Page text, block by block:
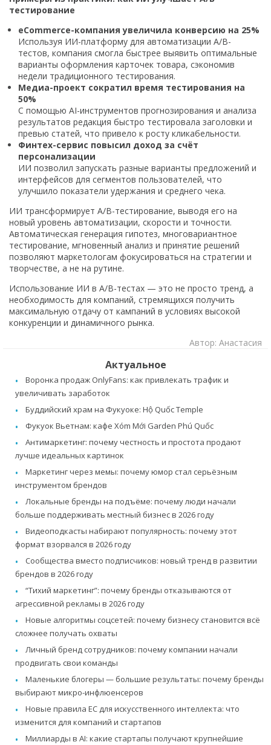
тестирование
eCommerce-компания увеличила конверсию на 25%
Используя ИИ-платформу для автоматизации A/B-
тестов, компания смогла быстрее выявить оптимальные
варианты оформления карточек товара, сэкономив
недели традиционного тестирования.
Медиа-проект сократил время тестирования на
50%
С помощью AI-инструментов прогнозирования и анализа
результатов редакция быстро тестировала заголовки и
превью статей, что привело к росту кликабельности.
Финтех-сервис повысил доход за счёт
персонализации
ИИ позволил запускать разные варианты предложений и
интерфейсов для сегментов пользователей, что
улучшило показатели удержания и среднего чека.
ИИ трансформирует A/B-тестирование, выводя его на
новый уровень автоматизации, скорости и точности.
Автоматическая генерация гипотез, многовариантное
тестирование, мгновенный анализ и принятие решений
позволяют маркетологам фокусироваться на стратегии и
творчестве, а не на рутине.
Использование ИИ в A/B-тестах — это не просто тренд, а
необходимость для компаний, стремящихся получить
максимальную отдачу от кампаний в условиях высокой
конкуренции и динамичного рынка.
Автор: Анастасия
Актуальное
Воронка продаж OnlyFans: как привлекать трафик и
увеличивать заработок
Буддийский храм на Фукуоке: Hộ Quốc Temple
Фукуок Вьетнам: кафе Xóm Mới Garden Phú Quốc
Антимаркетинг: почему честность и простота продают
лучше идеальных картинок
Маркетинг через мемы: почему юмор стал серьёзным
инструментом брендов
Локальные бренды на подъёме: почему люди начали
больше поддерживать местный бизнес в 2026 году
Видеоподкасты набирают популярность: почему этот
формат взорвался в 2026 году
Сообщества вместо подписчиков: новый тренд в развитии
брендов в 2026 году
“Тихий маркетинг”: почему бренды отказываются от
агрессивной рекламы в 2026 году
Новые алгоритмы соцсетей: почему бизнесу становится всё
сложнее получать охваты
Личный бренд сотрудников: почему компании начали
продвигать свои команды
Маленькие блогеры — большие результаты: почему бренды
выбирают микро-инфлюенсеров
Новые правила ЕС для искусственного интеллекта: что
изменится для компаний и стартапов
Миллиарды в AI: какие стартапы получают крупнейшие